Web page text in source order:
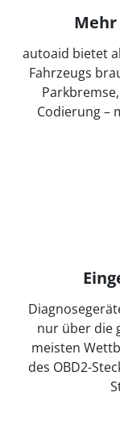
autoaid bietet
Fahrzeugs
Codierung –
nur über die
meisten
des OBD2-